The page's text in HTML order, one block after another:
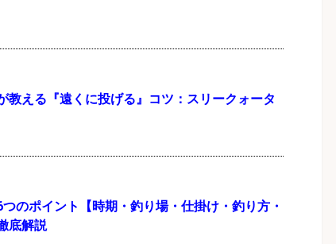
教える『遠くに投げる』コツ：スリークォータ
のポイント【時期・釣り場・仕掛け・釣り方・
底解説